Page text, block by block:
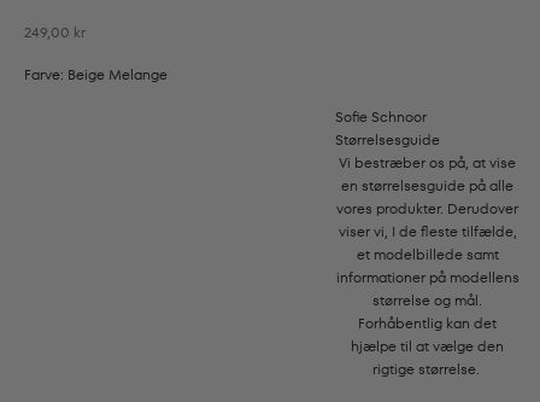
Salgspris
249,00 kr
Farve: Beige Melange
Sofie Schnoor
Størrelsesguide
Vi bestræber os på, at vise
en størrelsesguide på alle
vores produkter. Derudover
viser vi, I de fleste tilfælde,
et modelbillede samt
informationer på modellens
størrelse og mål.
Forhåbentlig kan det
hjælpe til at vælge den
rigtige størrelse.